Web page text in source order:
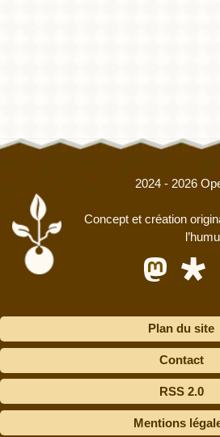
2024 - 2026
Concept et création
Plan du site
Contact
RSS 2.0
Mentions